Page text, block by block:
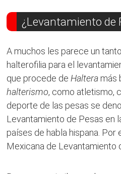
¿Levantamiento de
A muchos les parece un
halterofilia para el
que procede de Haltera más
halterismo, como atletismo,
deporte de las pesas se
Levantamiento de Pesas en
países de habla hispana. Por
Mexicana de Levantamiento